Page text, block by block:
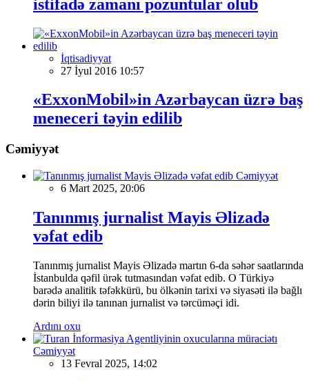
istifadə zamanı pozuntular olub
İqtisadiyyat
27 İyul 2016 10:57
«ExxonMobil»in Azərbaycan üzrə baş
meneceri təyin edilib
Cəmiyyət
Cəmiyyət
6 Mart 2025, 20:06
Tanınmış jurnalist Mayis Əlizadə
vəfat edib
Tanınmış jurnalist Mayis Əlizadə martın 6-da səhər saatlarında
İstanbulda qəfil ürək tutmasından vəfat edib. O Türkiyə
barədə analitik təfəkkürü, bu ölkənin tarixi və siyasəti ilə bağlı
dərin biliyi ilə tanınan jurnalist və tərcüməçi idi.
Ardını oxu
Cəmiyyət
13 Fevral 2025, 14:02